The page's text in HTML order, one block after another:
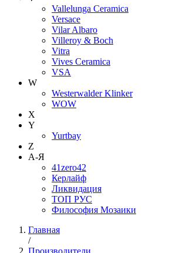
Vallelunga Ceramica
Versace
Vilar Albaro
Villeroy & Boch
Vitra
Vives Ceramica
VSA
W
Westerwalder Klinker
WOW
X
Y
Yurtbay
Z
А-Я
41zero42
Керлайф
Ликвидация
ТОП РУС
Философия Мозаики
Главная
/
Производители